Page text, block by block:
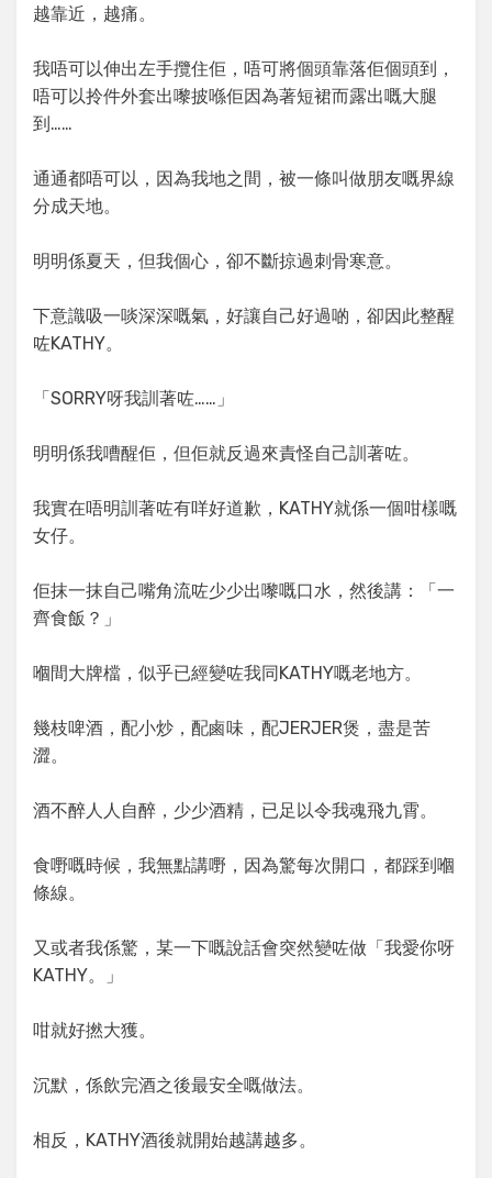
越靠近，越痛。
我唔可以伸出左手攬住佢，唔可將個頭靠落佢個頭到，
唔可以拎件外套出嚟披喺佢因為著短裙而露出嘅大腿
到……
通通都唔可以，因為我地之間，被一條叫做朋友嘅界線
分成天地。
明明係夏天，但我個心，卻不斷掠過刺骨寒意。
下意識吸一啖深深嘅氣，好讓自己好過啲，卻因此整醒
咗KATHY。
「SORRY呀我訓著咗……」
明明係我嘈醒佢，但佢就反過來責怪自己訓著咗。
我實在唔明訓著咗有咩好道歉，KATHY就係一個咁樣嘅
女仔。
佢抹一抹自己嘴角流咗少少出嚟嘅口水，然後講：「一
齊食飯？」
嗰間大牌檔，似乎已經變咗我同KATHY嘅老地方。
幾枝啤酒，配小炒，配鹵味，配JERJER煲，盡是苦
澀。
酒不醉人人自醉，少少酒精，已足以令我魂飛九霄。
食嘢嘅時候，我無點講嘢，因為驚每次開口，都踩到嗰
條線。
又或者我係驚，某一下嘅說話會突然變咗做「我愛你呀
KATHY。」
咁就好撚大獲。
沉默，係飲完酒之後最安全嘅做法。
相反，KATHY酒後就開始越講越多。